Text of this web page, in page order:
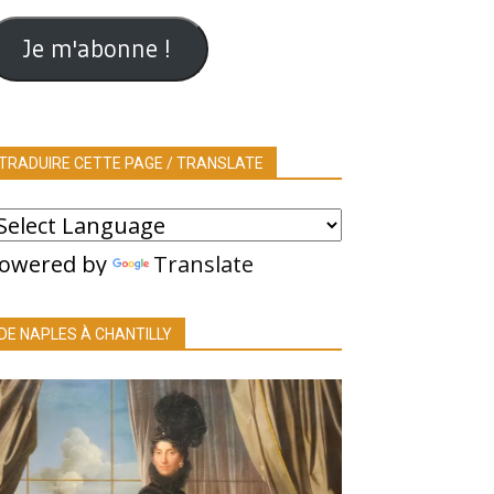
Je m'abonne !
CETTE PAGE / TRANSLATE
by Translate
NAPLES À CHANTILLY